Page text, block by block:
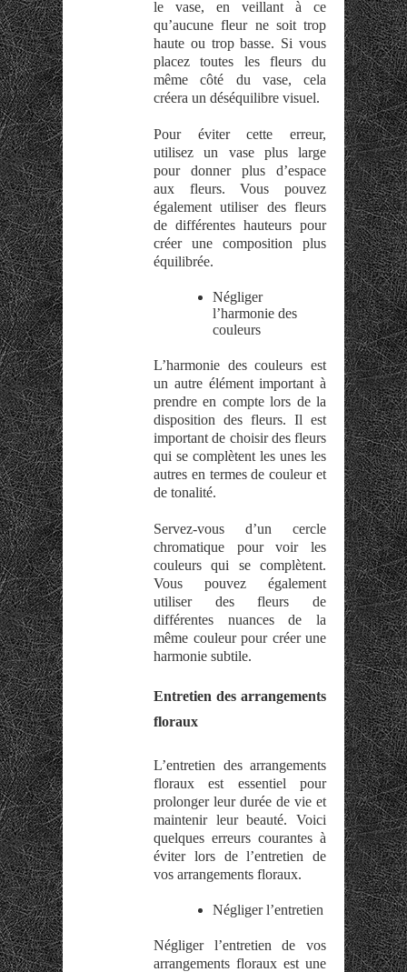
le vase, en veillant à ce
qu’aucune fleur ne soit trop
haute ou trop basse. Si vous
placez toutes les fleurs du
même côté du vase, cela
créera un déséquilibre visuel.
Pour éviter cette erreur,
utilisez un vase plus large
pour donner plus d’espace
aux fleurs. Vous pouvez
également utiliser des fleurs
de différentes hauteurs pour
créer une composition plus
équilibrée.
Négliger
l’harmonie des
couleurs
L’harmonie des couleurs est
un autre élément important à
prendre en compte lors de la
disposition des fleurs. Il est
important de choisir des fleurs
qui se complètent les unes les
autres en termes de couleur et
de tonalité.
Servez-vous d’un cercle
chromatique pour voir les
couleurs qui se complètent.
Vous pouvez également
utiliser des fleurs de
différentes nuances de la
même couleur pour créer une
harmonie subtile.
Entretien des arrangements
floraux
L’entretien des arrangements
floraux est essentiel pour
prolonger leur durée de vie et
maintenir leur beauté. Voici
quelques erreurs courantes à
éviter lors de l’entretien de
vos arrangements floraux.
Négliger l’entretien
Négliger l’entretien de vos
arrangements floraux est une